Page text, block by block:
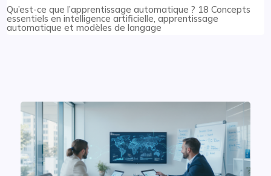
Qu’est-ce que l’apprentissage automatique ? 18 Concepts
essentiels en intelligence artificielle, apprentissage
automatique et modèles de langage